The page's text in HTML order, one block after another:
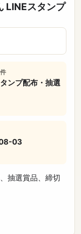
LINEスタンプ
ンプ配布・抽選
03
抽選賞品、締切